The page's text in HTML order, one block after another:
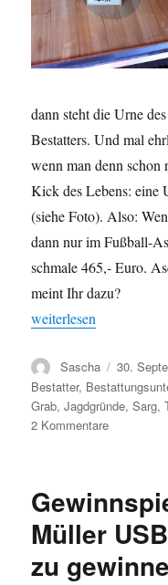
dann steht die Urne
Bestatters. Und mal
wenn man denn
Kick des Lebens: eine
(siehe Foto). Also:
dann nur im Fußball-
schmale 465,- Euro.
meint Ihr dazu?
„Per Fußball Urne in
weiterlesen
Autor
Sascha
am
30.
Bestatter,
Grab,Jagdgründe,Sarg,
2 Kommentarezu
in
ewigen
Jagdgründe
Müller
zu